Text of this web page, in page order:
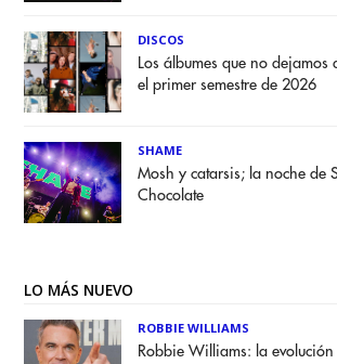
DISCOS
Los álbumes que no dejamos
el primer semestre de 2026
SHAME
Mosh y catarsis; la noche de
Chocolate
LO MÁS NUEVO
ROBBIE WILLIAMS
Robbie Williams: la evolución